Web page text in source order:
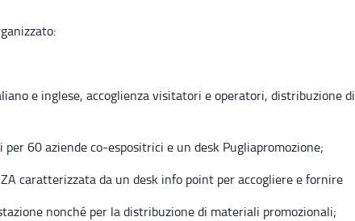
e inglese, accoglienza visitatori e operatori, distribuzione di
60 aziende co-espositrici e un desk Pugliapromozione;
caratterizzata da un desk info point per accogliere e fornire
nonché per la distribuzione di materiali promozionali;